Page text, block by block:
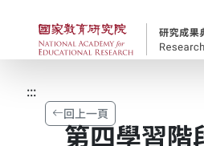
跳到主要內容國家教育研
:::
回上一頁
第四學習階